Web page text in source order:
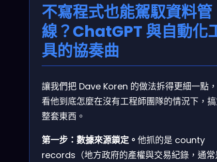
不寫程式也能駕馭資料管
線？ChatGPT 與自動化
具的協奏曲
讓我們把 Dave Koren 的做法拆得更細一點
看他到底怎麼在沒有工程師團隊的情況下，
整套東西。
第一步：數據來源鎖定。 他抓的是 county
records（地方政府的產權與交易紀錄，通